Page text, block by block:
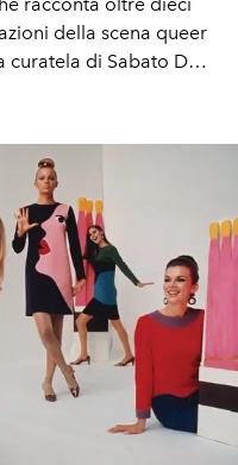
della scena queer
curatela di Sabato De
con Orgoglio
da Levi's in
di Ambrosia Fortuna
senza filtri.